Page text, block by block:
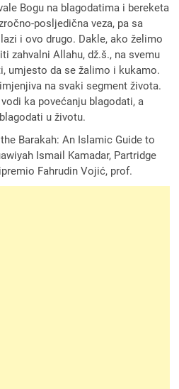
Bogu na blagodatima i bereketa
posljedična veza, pa sa
i ovo drugo. Dakle, ako želimo
zahvalni Allahu, dž.š., na svemu
umjesto da se žalimo i kukamo.
na svaki segment života.
ka povećanju blagodati, a
u životu.
Barakah: An Islamic Guide to
Ismail Kamadar, Partridge
Fahrudin Vojić, prof.